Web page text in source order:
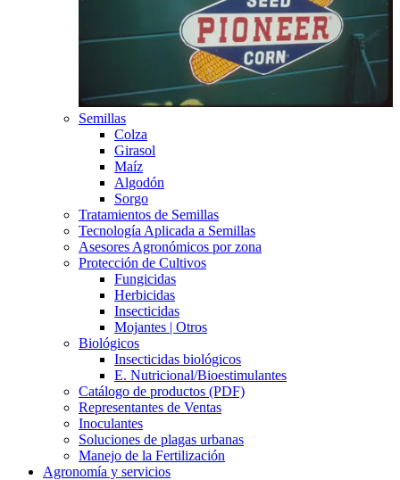
Semillas
Colza
Girasol
Maíz
Algodón
Sorgo
Tratamientos de Semillas
Tecnología Aplicada a Semillas
Asesores Agronómicos por zona
Protección de Cultivos
Fungicidas
Herbicidas
Insecticidas
Mojantes | Otros
Biológicos
Insecticidas biológicos
E. Nutricional/Bioestimulantes
Catálogo de productos (PDF)
Representantes de Ventas
Inoculantes
Soluciones de plagas urbanas
Manejo de la Fertilización
Agronomía y servicios